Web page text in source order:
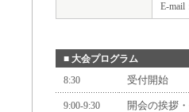
E-mail
■ 大会プログラム
8:30
受付開始
9:00-9:30 開会の挨拶